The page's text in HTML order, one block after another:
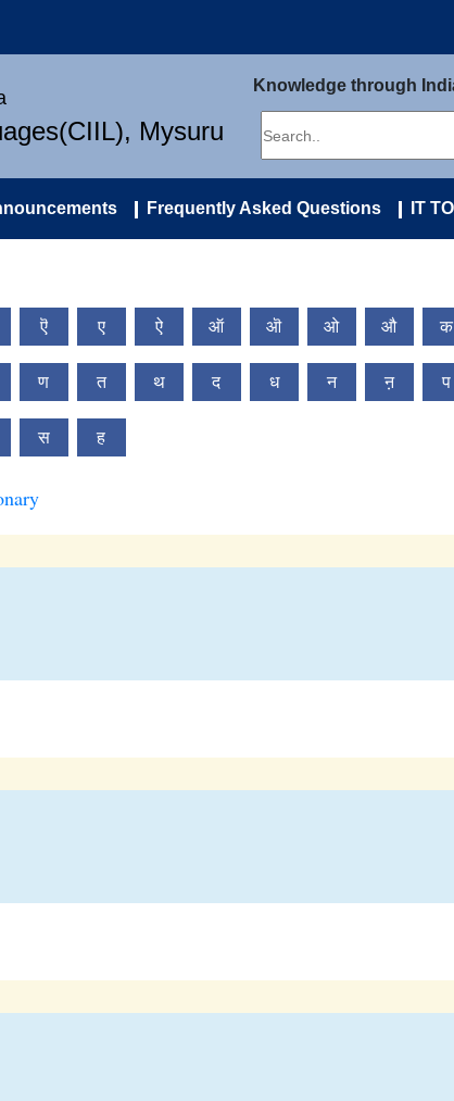
Mysuru
Knowledge through
Frequently Asked Questions IT
ऎ ए ऐ ऑ ऒ ओ औ क
ण त थ द ध न ऩ प
स ह